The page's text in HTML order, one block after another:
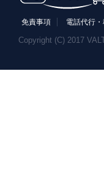
免責事項
電話代行
Copyright (C) 2017